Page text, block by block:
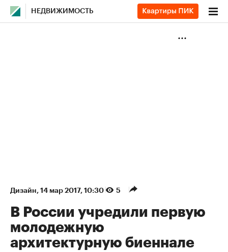
НЕДВИЖИМОСТЬ
Дизайн⁠, 14 мар 2017, 10:30 5
В России учредили первую
молодежную
архитектурную биеннале